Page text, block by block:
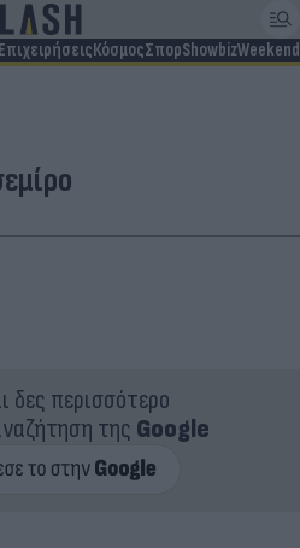
ΕπιχειρήσειςΚόσμοςΣπορShowbizWeekend
δες περισσότερο
της Google